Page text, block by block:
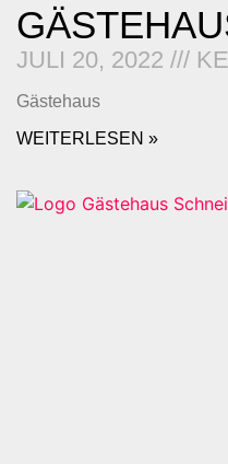
JULI 20, 2022
Gästehaus
WEITERLESEN »